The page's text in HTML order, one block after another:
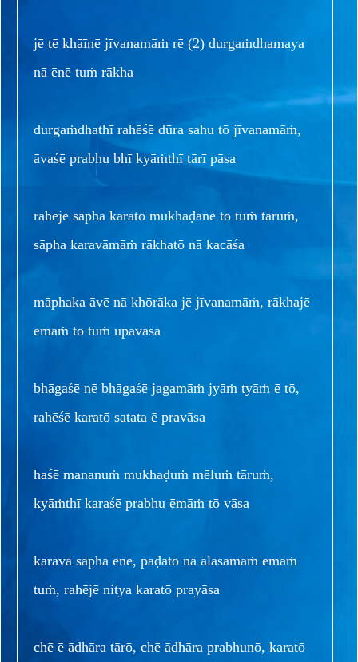
jē tē khāīnē jīvanamāṁ rē (2) durgaṁdhamaya
nā ēnē tuṁ rākha
durgaṁdhathī rahēśē dūra sahu tō jīvanamāṁ,
āvaśē prabhu bhī kyāṁthī tārī pāsa
rahējē sāpha karatō mukhaḍānē tō tuṁ tāruṁ,
sāpha karavāmāṁ rākhatō nā kacāśa
māphaka āvē nā khōrāka jē jīvanamāṁ, rākhajē
ēmāṁ tō tuṁ upavāsa
bhāgaśē nē bhāgaśē jagamāṁ jyāṁ tyāṁ ē tō,
rahēśē karatō satata ē pravāsa
haśē mananuṁ mukhaḍuṁ mēluṁ tāruṁ,
kyāṁthī karaśē prabhu ēmāṁ tō vāsa
karavā sāpha ēnē, paḍatō nā ālasamāṁ ēmāṁ
tuṁ, rahējē nitya karatō prayāsa
chē ē ādhāra tārō, chē ādhāra prabhunō, karatō